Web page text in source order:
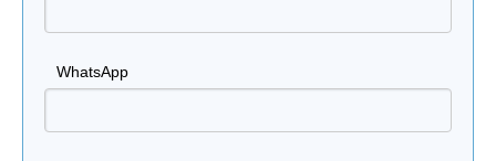
WhatsApp